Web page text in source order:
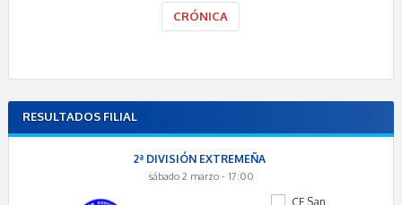
CRÓNICA
RESULTADOS FILIAL
2ª DIVISIÓN EXTREMEÑA
sábado 2 marzo - 17:00